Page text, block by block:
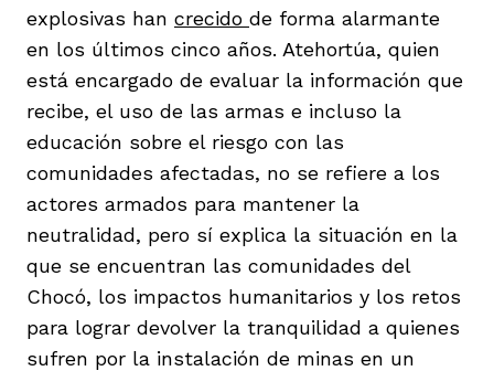
explosivas han crecido de forma alarmante
en los últimos cinco años. Atehortúa, quien
está encargado de evaluar la información que
recibe, el uso de las armas e incluso la
educación sobre el riesgo con las
comunidades afectadas, no se refiere a los
actores armados para mantener la
neutralidad, pero sí explica la situación en la
que se encuentran las comunidades del
Chocó, los impactos humanitarios y los retos
para lograr devolver la tranquilidad a quienes
sufren por la instalación de minas en un